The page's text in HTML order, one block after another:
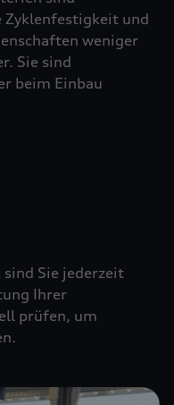
Zyklenfestigkeit und
weniger
Sie sind
beim Einbau
Sie jederzeit
Ihrer
prüfen, um